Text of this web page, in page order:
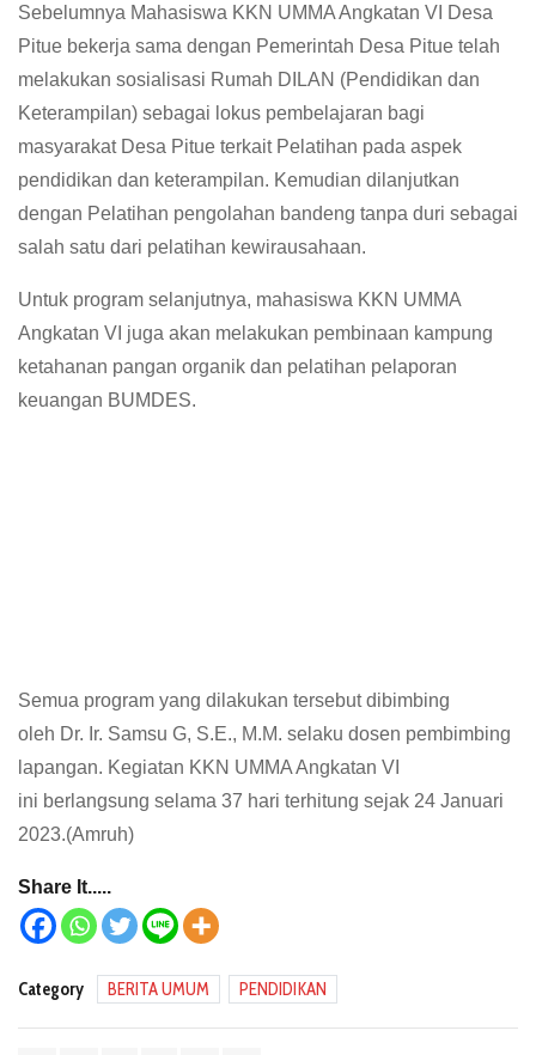
Sebelumnya Mahasiswa KKN UMMA Angkatan VI Desa
Pitue bekerja sama dengan Pemerintah Desa Pitue telah
melakukan sosialisasi Rumah DILAN (Pendidikan dan
Keterampilan) sebagai lokus pembelajaran bagi
masyarakat Desa Pitue terkait Pelatihan pada aspek
pendidikan dan keterampilan. Kemudian dilanjutkan
dengan Pelatihan pengolahan bandeng tanpa duri sebagai
salah satu dari pelatihan kewirausahaan.
Untuk program selanjutnya, mahasiswa KKN UMMA
Angkatan VI juga akan melakukan pembinaan kampung
ketahanan pangan organik dan pelatihan pelaporan
keuangan BUMDES.
Semua program yang dilakukan tersebut dibimbing
oleh Dr. Ir. Samsu G, S.E., M.M. selaku dosen pembimbing
lapangan. Kegiatan KKN UMMA Angkatan VI
ini berlangsung selama 37 hari terhitung sejak 24 Januari
2023.(Amruh)
Share It.....
Category BERITA UMUM PENDIDIKAN